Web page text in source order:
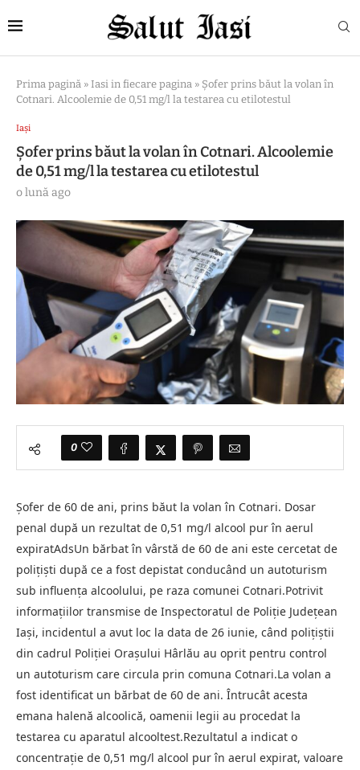
Prima pagină » Iasi in fiecare pagina » Șofer prins băut la volan în
Cotnari. Alcoolemie de 0,51 mg/l la testarea cu etilotestul
Iași
Șofer prins băut la volan în Cotnari. Alcoolemie
de 0,51 mg/l la testarea cu etilotestul
o lună ago
0
Șofer de 60 de ani, prins băut la volan în Cotnari. Dosar
penal după un rezultat de 0,51 mg/l alcool pur în aerul
expiratAdsUn bărbat în vârstă de 60 de ani este cercetat de
polițiști după ce a fost depistat conducând un autoturism
sub influența alcoolului, pe raza comunei Cotnari.Potrivit
informațiilor transmise de Inspectoratul de Poliție Județean
Iași, incidentul a avut loc la data de 26 iunie, când polițiștii
din cadrul Poliției Orașului Hârlău au oprit pentru control
un autoturism care circula prin comuna Cotnari.La volan a
fost identificat un bărbat de 60 de ani. Întrucât acesta
emana halenă alcoolică, oamenii legii au procedat la
testarea cu aparatul alcooltest.Rezultatul a indicat o
concentrație de 0,51 mg/l alcool pur în aerul expirat, valoare